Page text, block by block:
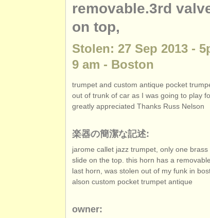
removable.3rd
on top,
Stolen: 27 Sep 2013 -
9 am - Boston
trumpet and custom antique pocket
out of trunk of car as I was going to play
greatly appreciated Thanks Russ Nelson
楽器の簡潔な記述:
jarome callet jazz trumpet, only one
slide on the top. this horn has a
last horn, was stolen out of my funk in
alson custom pocket trumpet antique
owner: